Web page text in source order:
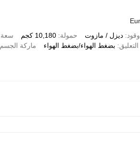
وقود ديزل / مازوت حمولة 10,180 كجم سعة
بضغط الهواء/بضغط الهواء ماركة الجسم